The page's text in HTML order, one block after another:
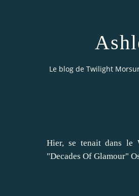
Le blog de Twilight
Hier, se tenait dans le
"Decades Of Glamour"